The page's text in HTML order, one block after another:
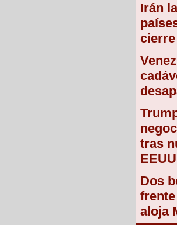
Irán
tras
EEUU
Dos
aloja